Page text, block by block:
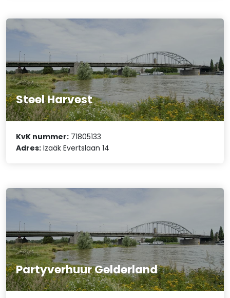
Steel Harvest
KvK nummer: 71805133
Adres: Izaäk Evertslaan 14
Partyverhuur Gelderland